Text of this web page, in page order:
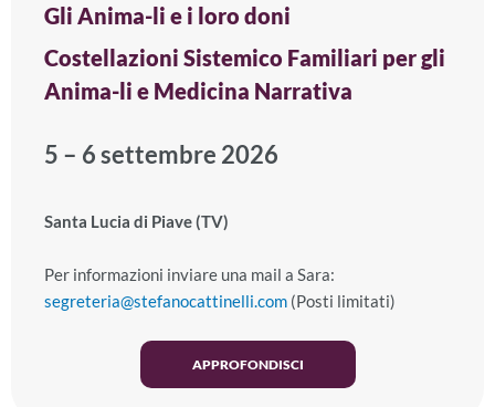
Gli Anima-li e i loro doni
Costellazioni Sistemico Familiari per gli
Anima-li e Medicina Narrativa
5 – 6 settembre 2026
Santa Lucia di Piave (TV)
Per informazioni inviare una mail a Sara:
segreteria@stefanocattinelli.com (Posti limitati)
APPROFONDISCI